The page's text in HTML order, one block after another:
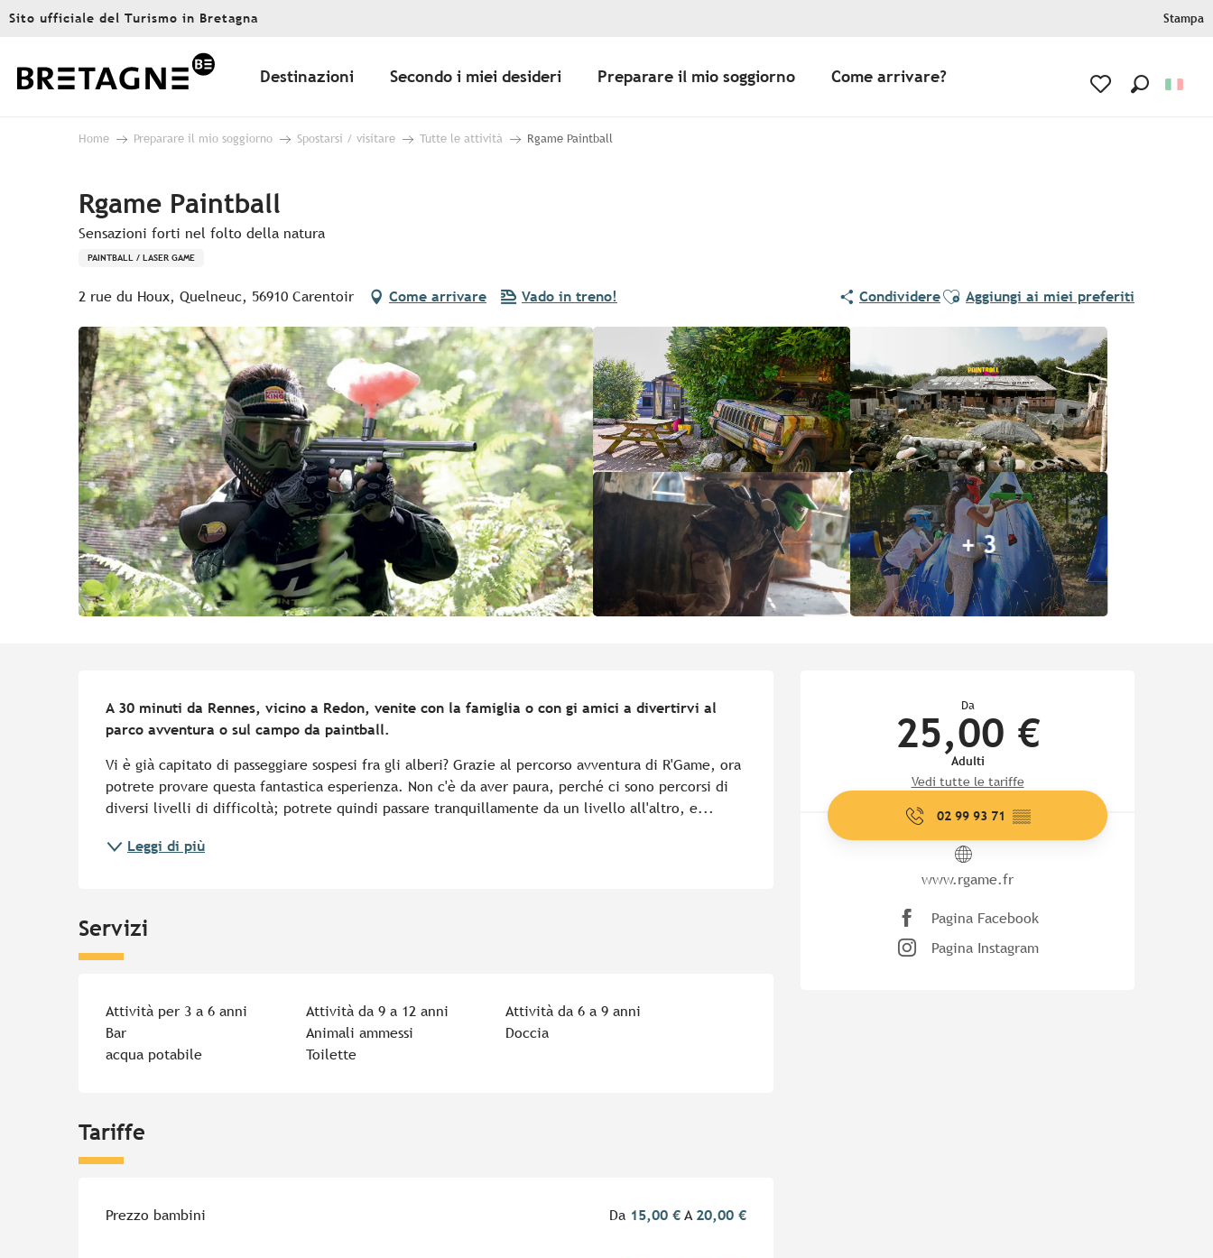
Aller
principal
Sito ufficiale del Turismo in Bretagna Stampa
Destinazioni Secondo i miei desideri Preparare il mio soggiorno Come arrivare?
Home Preparare il mio soggiorno Spostarsi / visitare Tutte le attività Rgame Paintball
Rgame Paintball
Sensazioni forti nel folto della natura
PAINTBALL / LASER GAME
2 rue du Houx, Quelneuc, 56910 Carentoir Come arrivare Vado in treno! CondividereAjouter aux favoris
Aggiungi ai miei preferiti
+ 3
Da
25,00 €
Adulti
Vedi tutte le tariffe
02 99 93 71 ▒▒
www.rgame.fr
Pagina Facebook
Pagina Instagram
A 30 minuti da Rennes, vicino a Redon, venite con la famiglia o con gi amici a divertirvi al
parco avventura o sul campo da paintball.
Vi è già capitato di passeggiare sospesi fra gli alberi? Grazie al percorso avventura di R'Game, ora
potrete provare questa fantastica esperienza. Non c'è da aver paura, perché ci sono percorsi di
diversi livelli di difficoltà; potrete quindi passare tranquillamente da un livello all'altro, e...
Leggi di più
Servizi
Attività per 3 a 6 anni Attività da 9 a 12 anni
Attività da 6 a 9 anni
Bar
Animali ammessi
Doccia
acqua potabile
Toilette
Tariffe
Tariffe 2026
Prezzo bambini Da 15,00 € A 20,00 €